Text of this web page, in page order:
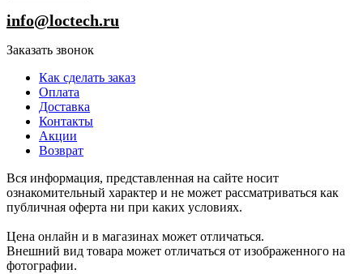
info@loctech.ru
Заказать звонок
Как сделать заказ
Оплата
Доставка
Контакты
Акции
Возврат
Вся информация, представленная на сайте носит
ознакомительный характер и не может рассматриваться как
публичная оферта ни при каких условиях.
Цена онлайн и в магазинах может отличаться.
Внешний вид товара может отличаться от изображенного на
фотографии.